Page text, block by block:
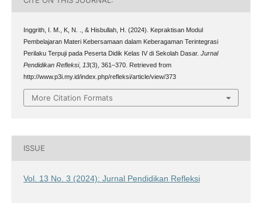
Inggrith, I. M., K, N. ., & Hisbullah, H. (2024). Kepraktisan Modul
Pembelajaran Materi Kebersamaan dalam Keberagaman Terintegrasi
Perilaku Terpuji pada Peserta Didik Kelas IV di Sekolah Dasar. Jurnal
Pendidikan Refleksi, 13(3), 361–370. Retrieved from
http://www.p3i.my.id/index.php/refleksi/article/view/373
More Citation Formats
ISSUE
Vol. 13 No. 3 (2024): Jurnal Pendidikan Refleksi